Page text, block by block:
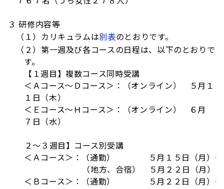
３ 研修内容等
（１）カリキュラムは別表のとおりです。
（２）第一週及び各コースの日程は、以下のとおりで
す。
【１週目】複数コース同時受講
＜Ａコース～Ｄコース＞：（オンライン） ５月１
１日（木）
＜Ｅコース～Ｈコース＞：（オンライン） ６月
７日（水）
【２～３週目】コース別受講
＜Ａコース＞：（通勤） ５月１５日（月）～
（地方、合宿） ５月２２日（月）～ ５
＜Ｂコース＞：（通勤） ５月２２日（月）～